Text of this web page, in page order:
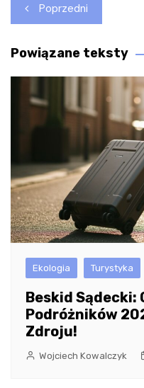
Nawigacja
wpisu
Poprzedni
Powiązane teksty
Ekologia Turystyka
Beskid Sądecki:
Podróżników
Zdroju!
Wojciech Kowalczyk